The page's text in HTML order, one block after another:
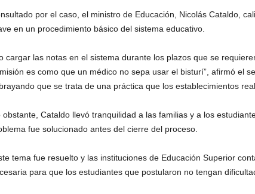
por el caso, el ministro de Educación, Nicolás Cataldo,
en un procedimiento básico del sistema educativo.
cargar las notas en el sistema durante los plazos que se
es como que un médico no sepa usar el bisturí”, afirmó el
que se trata de una práctica que los establecimientos
obstante, Cataldo llevó tranquilidad a las familias y a los
fue solucionado antes del cierre del proceso.
tema fue resuelto y las instituciones de Educación Superior
para que los estudiantes que postularon no tengan